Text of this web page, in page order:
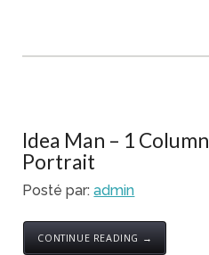
Idea Man – 1 Column
Portrait
Posté par: admin
CONTINUE READING →